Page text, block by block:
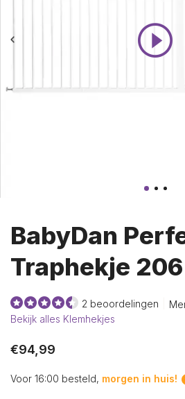
BabyDan
Traphekje
2 beoordelingen
Bekijk alles Klemhekjes
€94,99
Voor 16:00 besteld, morgen in huis!